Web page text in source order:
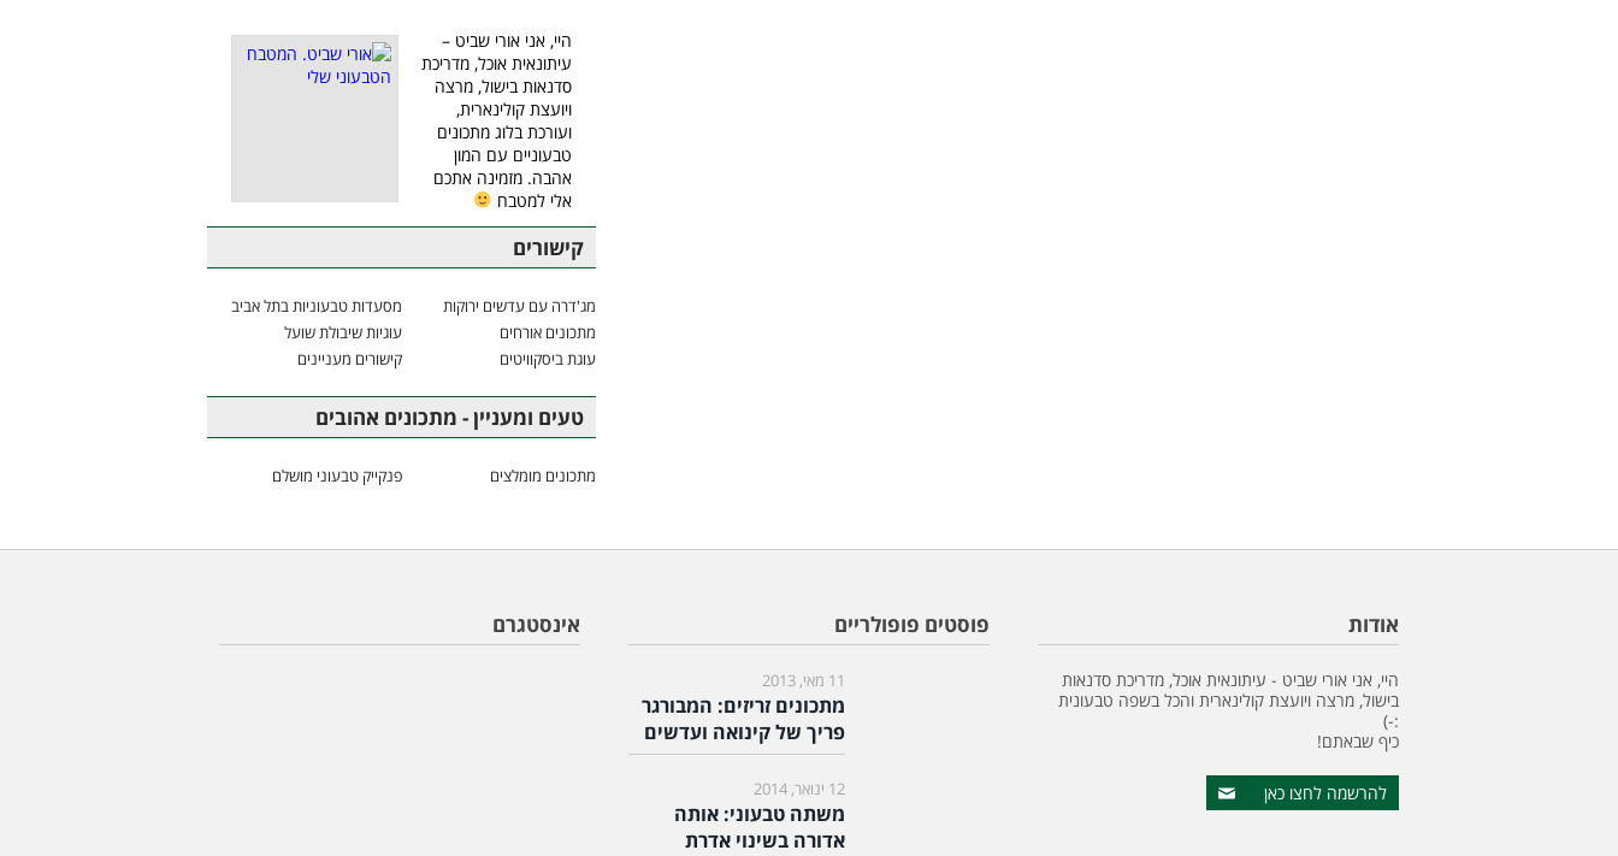
היי, אני אורי שביט –
עיתונאית אוכל, מדריכת
סדנאות בישול, מרצה
ויועצת קולינארית,
ועורכת בלוג מתכונים
טבעוניים עם המון
אהבה. מזמינה אתכם
אלי למטבח
קישורים
מג'דרה עם עדשים ירוקות
מסעדות טבעוניות בתל אביב
מתכונים אורחים
עוגיות שיבולת שועל
עוגת ביסקוויטים
קישורים מעניינים
טעים ומעניין - מתכונים אהובים
מתכונים מומלצים פנקייק טבעוני מושלם
אודות
היי, אני אורי שביט - עיתונאית אוכל, מדריכת סדנאות
בישול, מרצה ויועצת קולינארית והכל בשפה טבעונית
:-)
כיף שבאתם!
להרשמה לחצו כאן
פוסטים פופולריים
11 מאי, 2013
מתכונים זריזים: המבורגר
פריך של קינואה ועדשים
12 ינואר, 2014
משתה טבעוני: אותה
אדורה בשינוי אדרת
אינסטגרם